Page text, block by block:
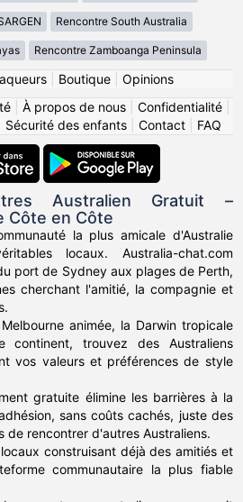
Rencontre South Australia
Rencontre Zamboanga Peninsula
| Boutique| Opinions
À propos de nous Confidentialité
Sécurité des enfants| Contact| FAQ
Australien Gratuit –
Côte en Côte
la plus amicale d'Australie
locaux. Australia-chat.com
port de Sydney aux plages de Perth,
cherchant l'amitié, la compagnie et
animée, la Darwin tropicale
trouvez des Australiens
vos valeurs et préférences de style
gratuite élimine les barrières à la
sans coûts cachés, juste des
de rencontrer d'autres Australiens.
construisant déjà des amitiés et
communautaire la plus fiable